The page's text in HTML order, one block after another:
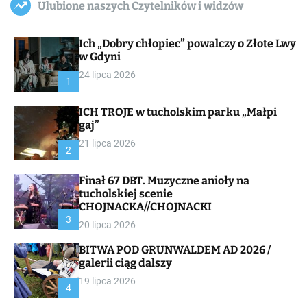
c
a
a
s
W
i
e
l
c
Ulubione naszych Czytelników i widzów
1
Ich „Dobry chłopiec” powalczy o Złote Lwy
w Gdyni
24 lipca 2026
2
ICH TROJE w tucholskim parku „Małpi
gaj”
21 lipca 2026
3
Finał 67 DBT. Muzyczne anioły na
tucholskiej scenie
CHOJNACKA//CHOJNACKI
20 lipca 2026
4
BITWA POD GRUNWALDEM AD 2026 /
galerii ciąg dalszy
19 lipca 2026